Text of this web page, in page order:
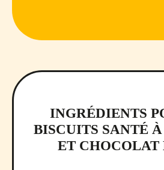
INGRÉDIENTS
BISCUITS SANTÉ
ET CHOCOLAT